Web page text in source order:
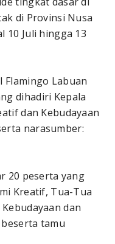
di Provinsi Nusa
10 Juli hingga 13
Labuan
dihadiri Kepala
dan Kebudayaan
narasumber:
20 peserta yang
Kreatif, Tua-Tua
dan
tamu